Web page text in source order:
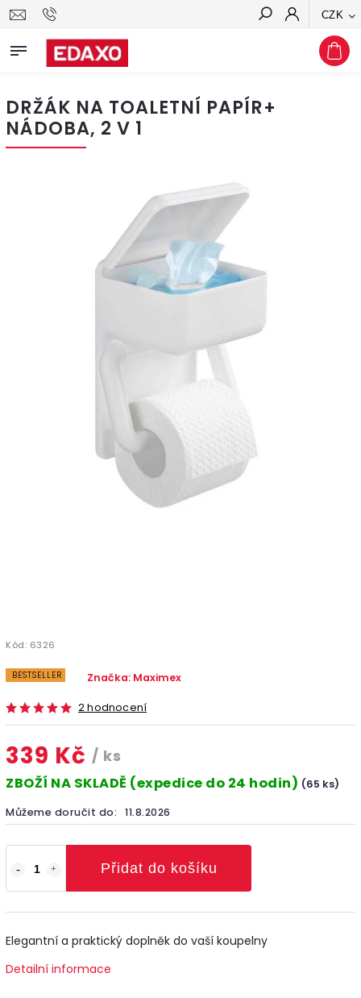
CZK
Hledat
DRŽÁK NA TOALETNÍ PAPÍR+
NÁDOBA, 2 V 1
Kód: 6326
BESTSELLER
2 hodnocení
Značka: Maximex
339 Kč / ks
ZBOŽÍ NA SKLADĚ (expedice do 24 hodin) (65 ks)
Můžeme doručit do: 11.8.2026
Přidat do košíku
Elegantní a praktický doplněk do vaší koupelny
Detailní informace